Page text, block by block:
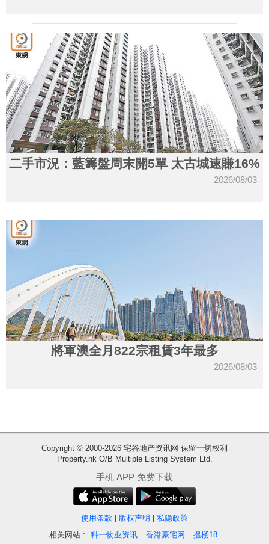
二手市況：藍籌盤周末開5單 太古城速賺16%
2026/08/03
將軍澳全月822宗租賃3年最多
2026/08/03
Copyright © 2000-2026 宅谷地产资讯网 保留一切权利
Property.hk O/B Multiple Listing System Ltd.
手机 APP 免费下载
使用条款 版权声明
私隐政策
相关网站 :
科一物业资讯 香港豪宅网 搵楼18